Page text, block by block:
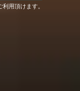
用頂けます。